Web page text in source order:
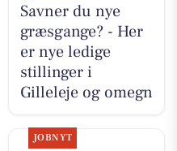
Savner du nye
græsgange? - Her
er nye ledige
stillinger i
Gilleleje og omegn
JOBNYT